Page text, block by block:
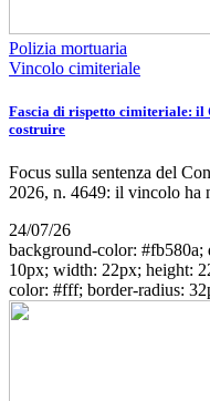
Polizia mortuaria
Vincolo cimiteriale
Fascia di rispetto cimiteriale: il
costruire
Focus sulla sentenza del
2026, n. 4649: il vincolo ha
24/07/26
background-color:
10px; width: 22px; height:
color: #fff; border-radius: